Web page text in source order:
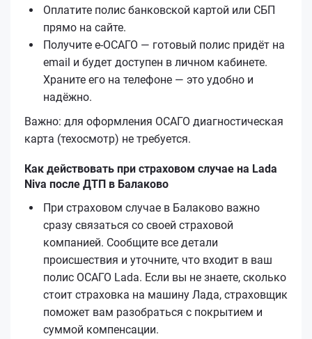
Оплатите полис банковской картой или СБП
прямо на сайте.
Получите е‑ОСАГО — готовый полис придёт на
email и будет доступен в личном кабинете.
Храните его на телефоне — это удобно и
надёжно.
Важно: для оформления ОСАГО диагностическая
карта (техосмотр) не требуется.
Как действовать при страховом случае на Lada
Niva после ДТП в Балаково
При страховом случае в Балаково важно
сразу связаться со своей страховой
компанией. Сообщите все детали
происшествия и уточните, что входит в ваш
полис ОСАГО Lada. Если вы не знаете, сколько
стоит страховка на машину Лада, страховщик
поможет вам разобраться с покрытием и
суммой компенсации.